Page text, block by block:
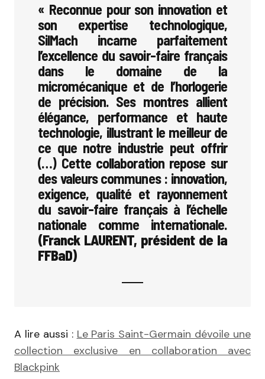
« Reconnue pour son innovation et
son expertise technologique,
SilMach incarne parfaitement
l’excellence du savoir-faire français
dans le domaine de la
micromécanique et de l’horlogerie
de précision. Ses montres allient
élégance, performance et haute
technologie, illustrant le meilleur de
ce que notre industrie peut offrir
(…) Cette collaboration repose sur
des valeurs communes : innovation,
exigence, qualité et rayonnement
du savoir-faire français à l’échelle
nationale comme internationale.
(Franck LAURENT, président de la
FFBaD)
A lire aussi : Le Paris Saint-Germain dévoile une
collection exclusive en collaboration avec
Blackpink